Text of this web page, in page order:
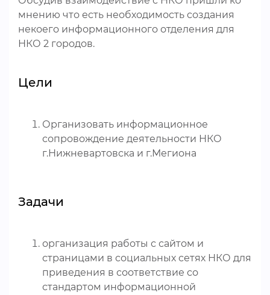
мнению что есть необходимость создания
некоего информационного отделения для
НКО 2 городов.
Цели
Организовать информационное
сопровождение деятельности НКО
г.Нижневартовска и г.Мегиона
Задачи
организация работы с сайтом и
страницами в социальных сетях НКО для
приведения в соответствие со
стандартом информационной